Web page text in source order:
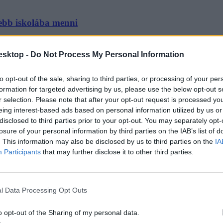
- Do Not Process My Personal Information
opt-out of the sale, sharing to third parties, or processing of your
for targeted advertising by us, please use the below opt-out
selection. Please note that after your opt-out request is processed
interest-based ads based on personal information utilized by us
to third parties prior to your opt-out. You may separately
of your personal information by third parties on the IAB’s list of
This information may also be disclosed by us to third parties on the
Participants that may further disclose it to other third parties.
Data Processing Opt Outs
opt-out of the Sharing of my personal data.
iskolába menni
de meddig tart a pihenő? Mutatjuk.
a dátumok
és középiskolákban - az iskolák így spórolnak. Mutatjuk, hány
Itt a válasz